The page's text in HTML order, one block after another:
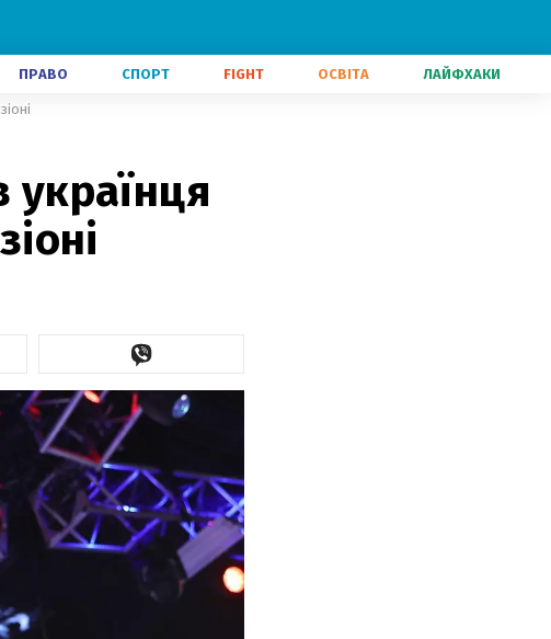
ПРАВО СПОРТ FIGHT ОСВІТА ЛАЙФХАКИ